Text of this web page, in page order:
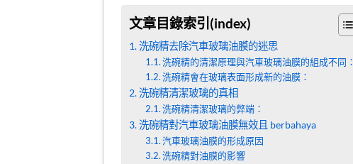
文章目錄索引(index)
洗碗精去除汽車玻璃油膜的迷思
洗碗精的清潔原理與汽車玻璃油膜的組成不同：
洗碗精會在玻璃表面形成新的油膜：
洗碗精清潔玻璃的真相
洗碗精清潔玻璃的弊端：
洗碗精對汽車玻璃油膜無效且 berbahaya
汽車玻璃油膜的形成原因
洗碗精對油膜的影響